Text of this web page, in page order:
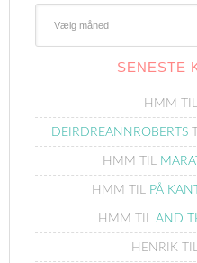
SENESTE
HMM TIL
DEIRDREANNROBERTS
HMM TIL
HMM TIL PÅ
HMM TIL AND
HENRIK